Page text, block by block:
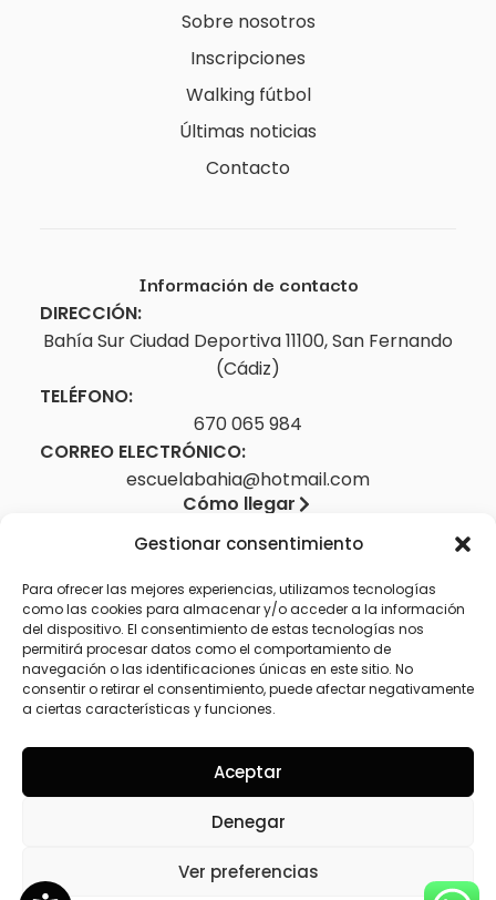
Gestionar consentimiento
Para ofrecer las mejores experiencias, utilizamos tecnologías
como las cookies para almacenar y/o acceder a la información
del dispositivo. El consentimiento de estas tecnologías nos
permitirá procesar datos como el comportamiento de
navegación o las identificaciones únicas en este sitio. No
consentir o retirar el consentimiento, puede afectar negativamente
a ciertas características y funciones.
Aceptar
Denegar
Ver preferencias
Sobre nosotros
Inscripciones
Walking fútbol
Últimas noticias
Contacto
Información de contacto
DIRECCIÓN:
Bahía Sur Ciudad Deportiva 11100, San Fernando
(Cádiz)
TELÉFONO:
670 065 984
CORREO ELECTRÓNICO:
escuelabahia@hotmail.com
Cómo llegar
Aviso legal
Política de privacidad
Accesibilidad